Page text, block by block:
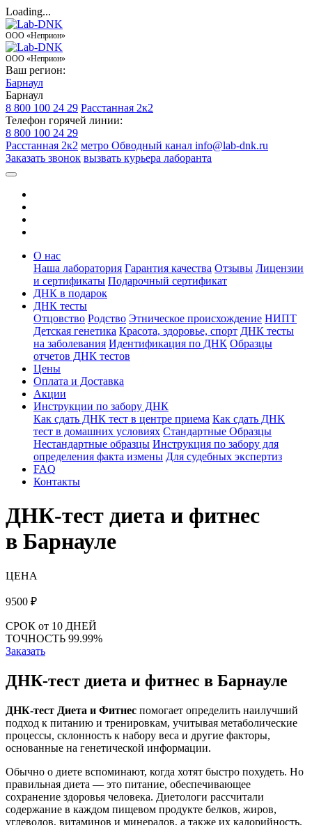
Loading...
ООО «Неприон»
ООО «Неприон»
Ваш регион:
Барнаул
Барнаул
8 800 100 24 29 Расстанная 2к2
Телефон горячей линии:
8 800 100 24 29
Расстанная 2к2 метро Обводный канал info@lab-dnk.ru
Заказать звонок вызвать курьера лаборанта
О нас
Наша лаборатория Гарантия качества Отзывы Лицензии
и сертификаты Подарочный сертификат
ДНК в подарок
ДНК тесты
Отцовство Родство Этническое происхождение НИПТ
Детская генетика Красота, здоровье, спорт ДНК тесты
на заболевания Идентификация по ДНК Образцы
отчетов ДНК тестов
Цены
Оплата и Доставка
Акции
Инструкции по забору ДНК
Как сдать ДНК тест в центре приема Как сдать ДНК
тест в домашних условиях Стандартные Образцы
Нестандартные образцы Инструкция по забору для
определения факта измены Для судебных экспертиз
FAQ
Контакты
ДНК-тест диета и фитнес
в Барнауле
ЦЕНА
9500 ₽
СРОК от 10 ДНЕЙ
ТОЧНОСТЬ 99.99%
Заказать
ДНК-тест диета и фитнес в Барнауле
ДНК-тест Диета и Фитнес помогает определить наилучший
подход к питанию и тренировкам, учитывая метаболические
процессы, склонность к набору веса и другие факторы,
основанные на генетической информации.
Обычно о диете вспоминают, когда хотят быстро похудеть. Но
правильная диета — это питание, обеспечивающее
сохранение здоровья человека. Диетологи рассчитали
содержание в каждом пищевом продукте белков, жиров,
углеводов, витаминов и минералов, а также их калорийность.